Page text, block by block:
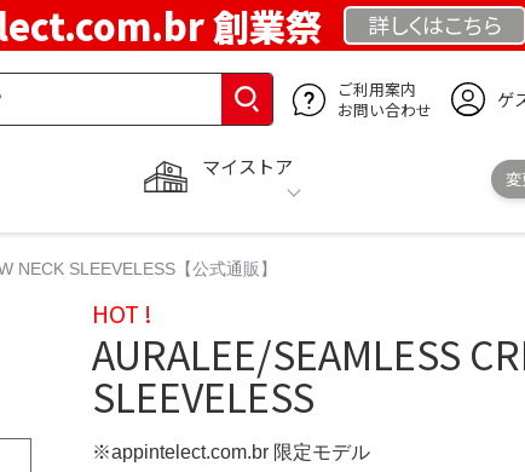
創業祭 詳しくはこちら
ご利用案内
お問い合わせ
ゲ
マイストア
NECK SLEEVELESS【公式通販】
HOT !
AURALEE/SEAMLESS
SLEEVELESS
※appintelect.com.br 限定モデル